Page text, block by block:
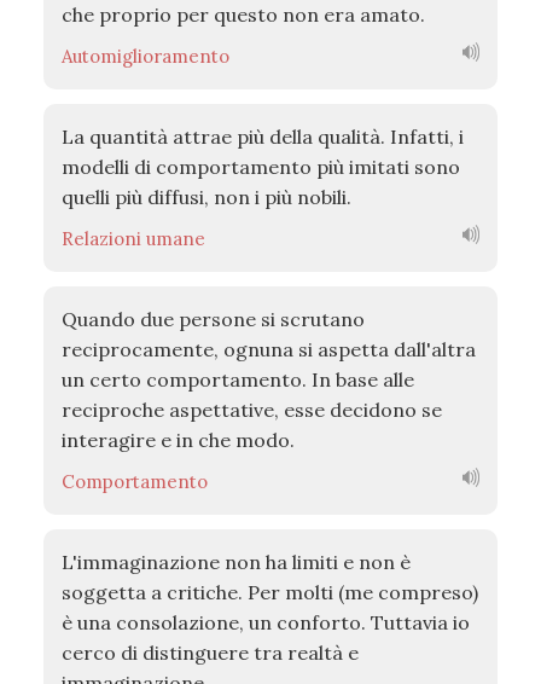
che proprio per questo non era amato.
Automiglioramento
La quantità attrae più della qualità. Infatti, i
modelli di comportamento più imitati sono
quelli più diffusi, non i più nobili.
Relazioni umane
Quando due persone si scrutano
reciprocamente, ognuna si aspetta dall'altra
un certo comportamento. In base alle
reciproche aspettative, esse decidono se
interagire e in che modo.
Comportamento
L'immaginazione non ha limiti e non è
soggetta a critiche. Per molti (me compreso)
è una consolazione, un conforto. Tuttavia io
cerco di distinguere tra realtà e